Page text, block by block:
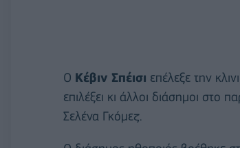
Ο Κέβιν Σπέισι επέλεξε την
επιλέξει κι άλλοι διάσημοι στο
Σελένα Γκόμεζ.